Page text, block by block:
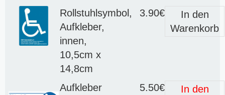
Rollstuhlsymbol,
Aufkleber,
innen,
10,5cm x
14,8cm
3.90€
In den
Warenkorb
Aufkleber
5.50€
In den